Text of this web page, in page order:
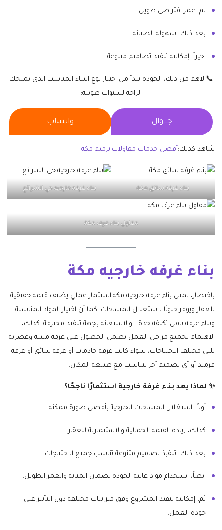
ثم، عمر افتراضي طويل.
بعد ذلك، سهولة الصيانة.
اخيراً، إمكانية تنفيذ تصاميم متنوعة.
📞الاهم من ذلك، الجودة تبدأ من اختيار نوع البناء المناسب الذي يمنحك
الراحة لسنوات طويلة:
جــــوال واتساب
شاهد كذلك:أفضل خدمات مقاولات ترميم مكة
بناء غرفة سائق مكة بناء غرفه خارجيه حي الشرائع
مقاول بناء غرف مكة
بناء غرفه خارجيه مكة
باختصار، يمثل بناء غرفه خارجيه مكة استثمار عملي يضيف قيمة حقيقية
للعقار ويوفر حلولًا لاستغلال المساحات. كما أن اختيار المواد المناسبة
وبناء غرفه باقل تكلفه جدة ، والاستعانة بجهة تنفيذ محترفة. كذلك،
الاهتمام بجميع مراحل العمل يضمن الحصول على غرفة متينة وعصرية
تلبي مختلف الاحتياجات، سواء كانت غرفة خادمات أو غرفة سائق أو غرفة
قرميد أو أي تصميم آخر يتناسب مع طبيعة المكان.
✨ لماذا يعد بناء غرفة خارجية استثمارًا ناجحًا؟
أولاً، استغلال المساحات الخارجية بأفضل صورة ممكنة.
كذلك، زيادة القيمة الجمالية والاستثمارية للعقار.
بعد ذلك، تنفيذ تصاميم متنوعة تناسب جميع الاحتياجات.
ايضاً، استخدام مواد عالية الجودة لضمان المتانة والعمر الطويل.
ثم، إمكانية تنفيذ المشروع وفق ميزانيات مختلفة دون التأثير على
جودة العمل.